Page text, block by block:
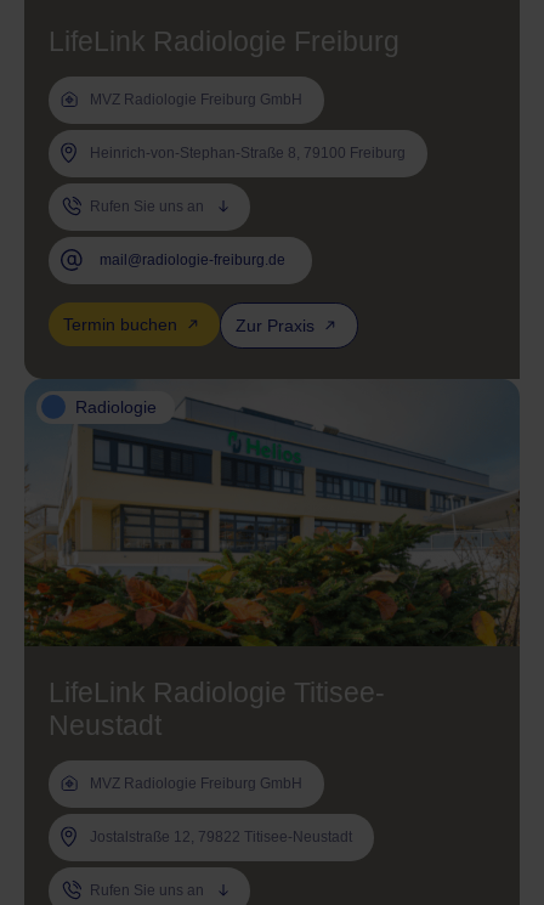
LifeLink Radiologie Freiburg
MVZ Radiologie Freiburg GmbH
Heinrich-von-Stephan-Straße 8, 79100 Freiburg
Rufen Sie uns an
mail@radiologie-freiburg.de
Termin buchen Zur Praxis
Radiologie
LifeLink Radiologie Titisee-
Neustadt
MVZ Radiologie Freiburg GmbH
Jostalstraße 12, 79822 Titisee-Neustadt
Rufen Sie uns an